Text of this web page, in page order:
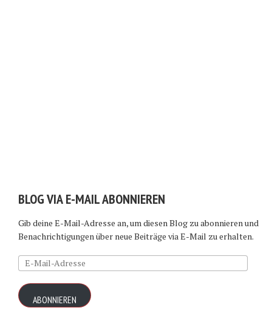
BLOG VIA E-MAIL ABONNIEREN
Gib deine E-Mail-Adresse an, um diesen Blog zu abonnieren und
Benachrichtigungen über neue Beiträge via E-Mail zu erhalten.
E-
Mail-
Adresse
ABONNIEREN